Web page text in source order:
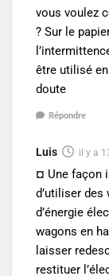
vous voulez
? Sur le
être utilisé
doute
Répondre
Luis il y a
¤ Une façon
d’utiliser des
d’énergie
wagons en
laisser
restituer